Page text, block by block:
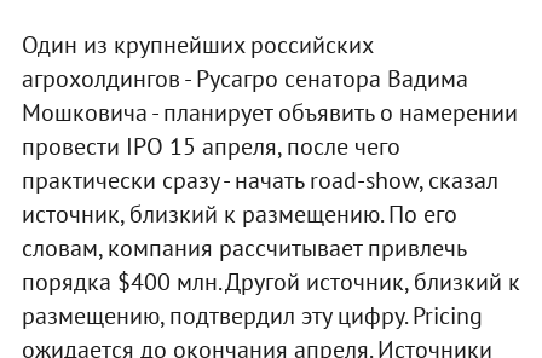
Один из крупнейших российских
агрохолдингов - Русагро сенатора Вадима
Мошковича - планирует объявить о намерении
провести IPO 15 апреля, после чего
практически сразу - начать road-show, сказал
источник, близкий к размещению. По его
словам, компания рассчитывает привлечь
порядка $400 млн. Другой источник, близкий к
размещению, подтвердил эту цифру. Pricing
ожидается до окончания апреля. Источники